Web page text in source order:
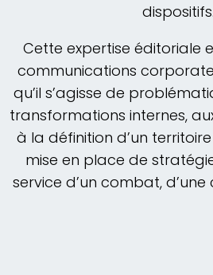
dispositifs.
Cette expertise éditoriale
communications
qu’il s’agisse de
transformations internes,
à la définition d’un
mise en place de
service d’un combat, d’une